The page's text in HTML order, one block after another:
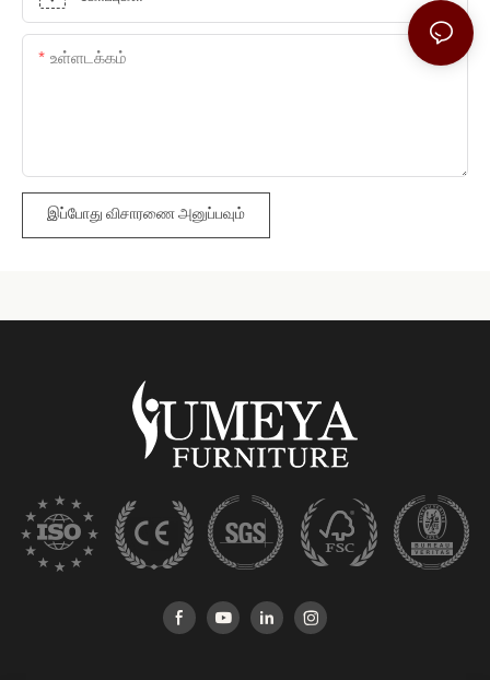
உள்ளடக்கம்
இப்போது விசாரணை அனுப்பவும்